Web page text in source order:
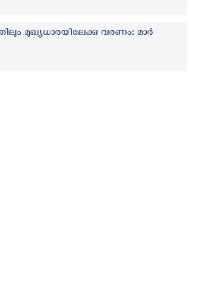
മുഖ്യധാരയിലേക്കു വരണം: മാർ